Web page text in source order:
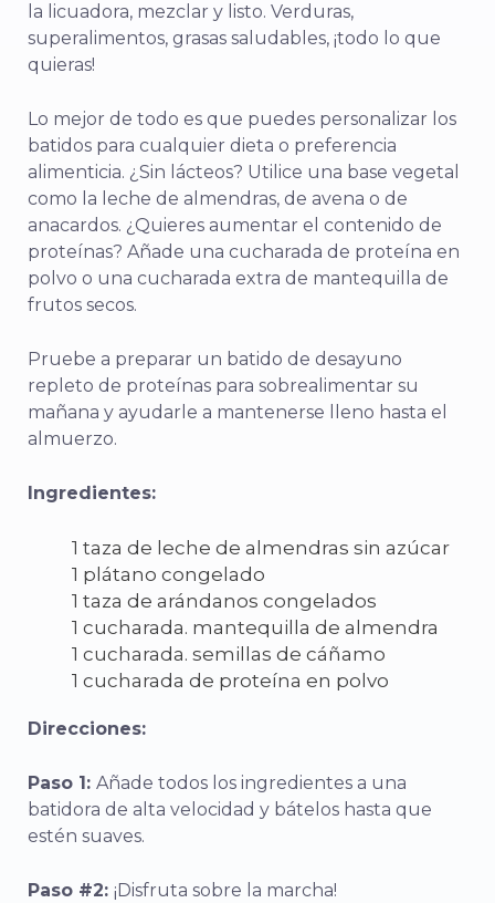
la licuadora, mezclar y listo. Verduras,
superalimentos, grasas saludables, ¡todo lo que
quieras!
Lo mejor de todo es que puedes personalizar los
batidos para cualquier dieta o preferencia
alimenticia. ¿Sin lácteos? Utilice una base vegetal
como la leche de almendras, de avena o de
anacardos. ¿Quieres aumentar el contenido de
proteínas? Añade una cucharada de proteína en
polvo o una cucharada extra de mantequilla de
frutos secos.
Pruebe a preparar un batido de desayuno
repleto de proteínas para sobrealimentar su
mañana y ayudarle a mantenerse lleno hasta el
almuerzo.
Ingredientes:
1 taza de leche de almendras sin azúcar
1 plátano congelado
1 taza de arándanos congelados
1 cucharada. mantequilla de almendra
1 cucharada. semillas de cáñamo
1 cucharada de proteína en polvo
Direcciones:
Paso 1: Añade todos los ingredientes a una
batidora de alta velocidad y bátelos hasta que
estén suaves.
Paso #2: ¡Disfruta sobre la marcha!